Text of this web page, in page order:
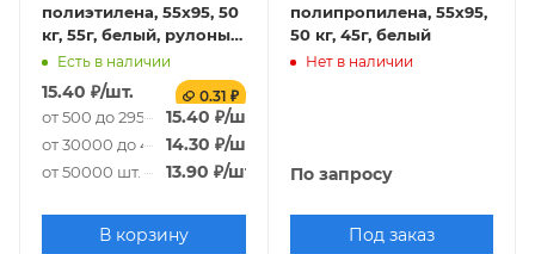
полиэтилена, 55x95, 50
кг, 55г, белый, рулоны
по 10 шт. со стикером
Есть в наличии
15.40 ₽/шт. 0.31 ₽
от 500 до 29500 шт.
15.40 ₽/шт.
от 30000 до 49500 шт.
14.30 ₽/шт.
от 50000 шт. 13.90 ₽/шт.
В корзину
полипропилена, 55x95,
50 кг, 45г, белый
Нет в наличии
По запросу
Под заказ